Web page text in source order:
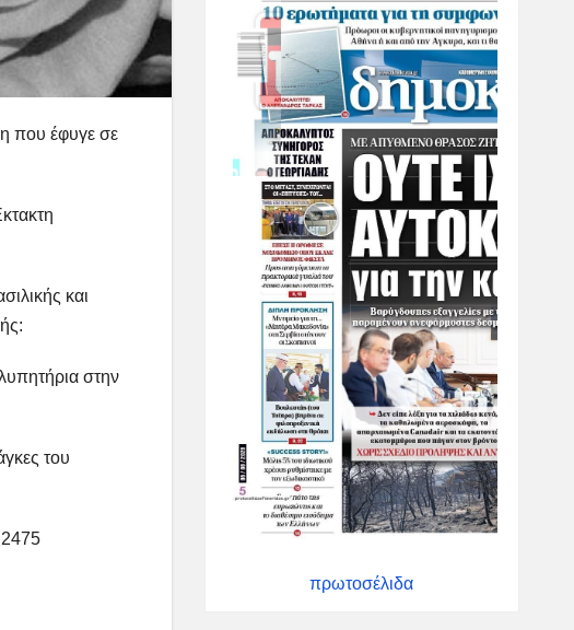
που έφυγε σε
και
στην
του
2475
πρωτοσέλιδα